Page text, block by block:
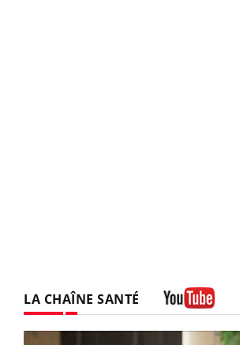
LA CHAÎNE SANTÉ